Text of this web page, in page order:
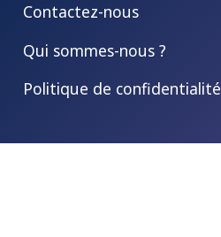
Contactez-nous
Qui sommes-nous ?
Politique de confidentialité